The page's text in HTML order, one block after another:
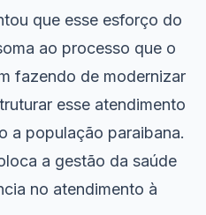
que esse esforço do
ao processo que o
fazendo de modernizar
esse atendimento
a população paraibana.
a gestão da saúde
no atendimento à